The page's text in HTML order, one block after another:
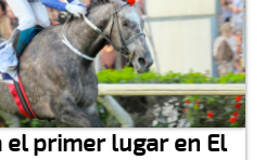
el primer lugar en El